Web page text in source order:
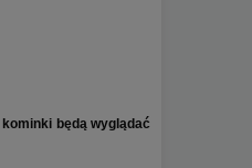
kominki będą wyglądać